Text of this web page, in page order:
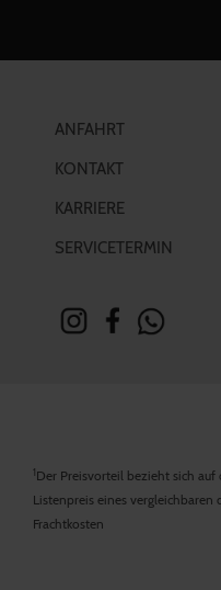
ANFAHRT
KONTAKT
KARRIERE
SERVICETERMIN
1Der Preisvorteil bezieht sich auf
Listenpreis eines vergleichbaren
Frachtkosten